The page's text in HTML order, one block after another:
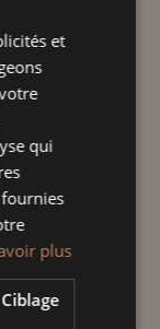
notre
Lave-
et
qui
plus
Ciblage